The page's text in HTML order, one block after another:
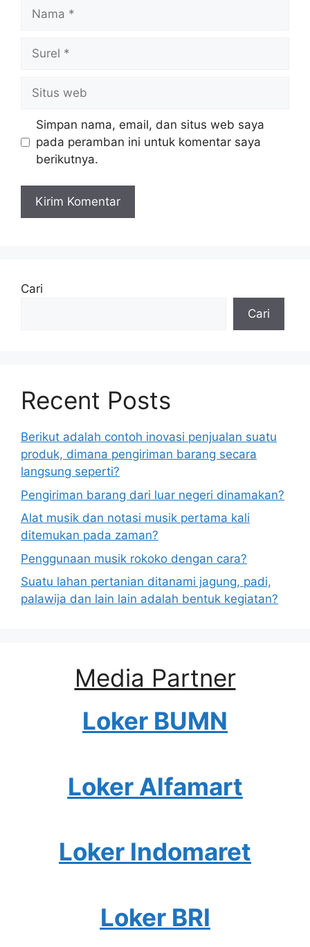
web
Simpan nama, email, dan situs web saya
pada peramban ini untuk komentar saya
berikutnya.
Cari
Cari
Recent Posts
Berikut adalah contoh inovasi penjualan suatu
produk, dimana pengiriman barang secara
langsung seperti?
Pengiriman barang dari luar negeri dinamakan?
Alat musik dan notasi musik pertama kali
ditemukan pada zaman?
Penggunaan musik rokoko dengan cara?
Suatu lahan pertanian ditanami jagung, padi,
palawija dan lain lain adalah bentuk kegiatan?
Media Partner
Loker BUMN
Loker Alfamart
Loker Indomaret
Loker BRI